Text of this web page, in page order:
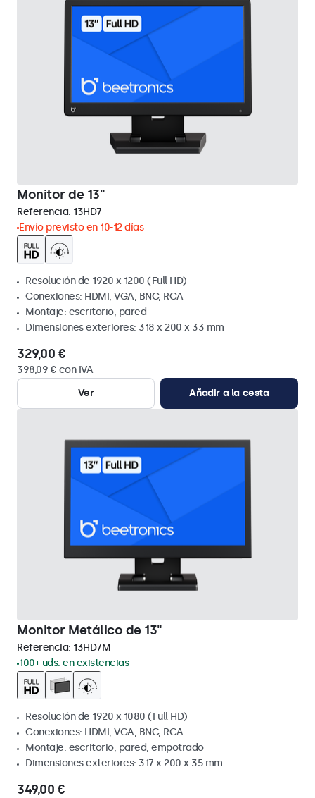
Monitor de 13"
Referencia: 13HD7
Envío previsto en 10-12 días
Resolución de 1920 x 1200 (Full HD)
Conexiones: HDMI, VGA, BNC, RCA
Montaje: escritorio, pared
Dimensiones exteriores: 318 x 200 x 33 mm
329,00 €
398,09 € con IVA
Ver
Añadir a la cesta
Monitor Metálico de 13"
Referencia: 13HD7M
100+ uds. en existencias
Resolución de 1920 x 1080 (Full HD)
Conexiones: HDMI, VGA, BNC, RCA
Montaje: escritorio, pared, empotrado
Dimensiones exteriores: 317 x 200 x 35 mm
349,00 €